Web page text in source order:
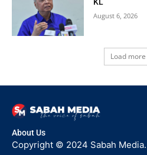
August 6, 2026
Load more
About Us
Copyright © 2024 Sabah